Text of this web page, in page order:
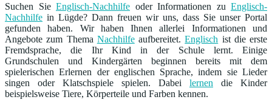
Suchen Sie Englisch-Nachhilfe oder Informationen zu Englisch-
Nachhilfe in Lügde? Dann freuen wir uns, dass Sie unser Portal
gefunden haben. Wir haben Ihnen allerlei Informationen und
Angebote zum Thema Nachhilfeaufbereitet.Englisch ist die erste
Fremdsprache, die Ihr Kind in der Schule lernt. Einige
Grundschulen und Kindergärten beginnen bereits mit dem
spielerischen Erlernen der englischen Sprache, indem sie Lieder
singen oder Klatschspiele spielen. Dabei lernen die Kinder
beispielsweise Tiere, Körperteile und Farben kennen.